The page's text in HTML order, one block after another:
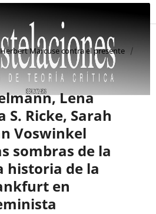
Marcuse contra el presente /
Lena
S. Ricke, Sarah
Voswinkel
sombras de la
historia de la
en